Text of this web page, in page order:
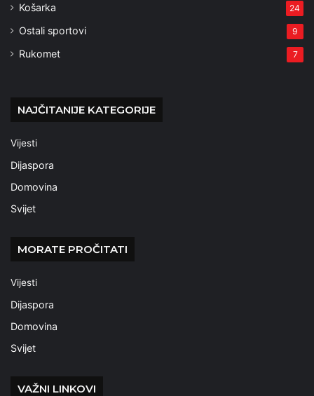
Košarka 24
Ostali sportovi 9
Rukomet 7
NAJČITANIJE KATEGORIJE
Vijesti
Dijaspora
Domovina
Svijet
MORATE PROČITATI
Vijesti
Dijaspora
Domovina
Svijet
VAŽNI LINKOVI